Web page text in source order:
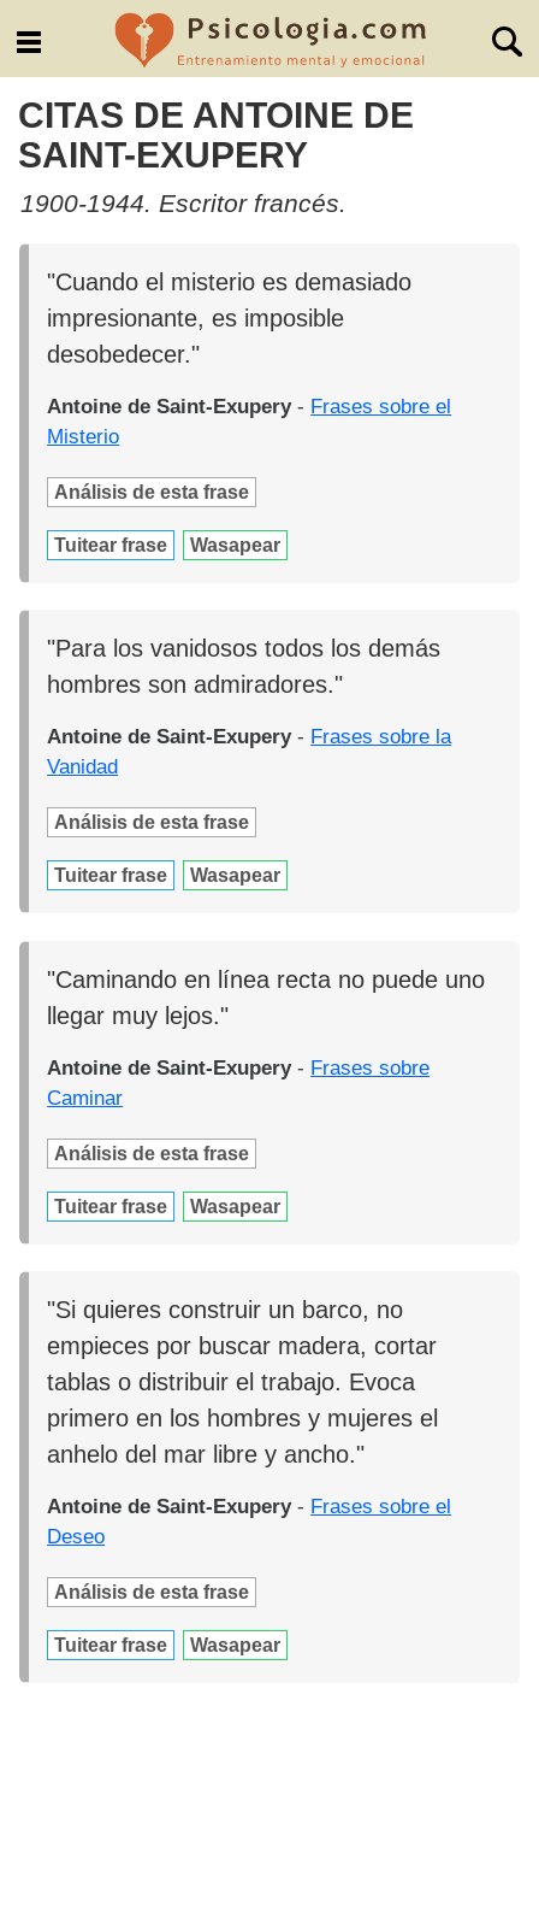
CITAS DE ANTOINE DE
SAINT-EXUPERY
1900-1944. Escritor francés.
"Cuando el misterio es demasiado
impresionante, es imposible
desobedecer."
Antoine de Saint-Exupery- Frases sobre el
Misterio
Análisis de esta frase
Tuitear frase Wasapear
"Para los vanidosos todos los demás
hombres son admiradores."
Antoine de Saint-Exupery- Frases sobre la
Vanidad
Análisis de esta frase
Tuitear frase Wasapear
"Caminando en línea recta no puede uno
llegar muy lejos."
Antoine de Saint-Exupery- Frases sobre
Caminar
Análisis de esta frase
Tuitear frase Wasapear
"Si quieres construir un barco, no
empieces por buscar madera, cortar
tablas o distribuir el trabajo. Evoca
primero en los hombres y mujeres el
anhelo del mar libre y ancho."
Antoine de Saint-Exupery- Frases sobre el
Deseo
Análisis de esta frase
Tuitear frase Wasapear